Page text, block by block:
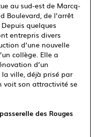
au sud-est de Marcq-
Boulevard, de l’arrêt
quelques
entrepris divers
d’une nouvelle
collège. Elle a
d’un
ville, déjà prisé par
voit son attractivité se
des Rouges